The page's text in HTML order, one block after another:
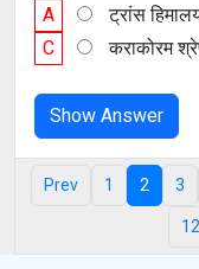
A ट्रांस
C
कराकोरम
Show Answer
Prev 1 2 3
12